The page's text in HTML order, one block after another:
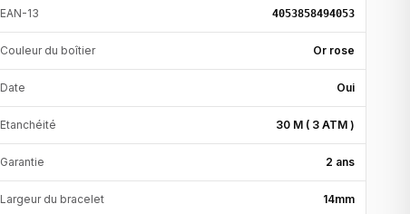
EAN-13 4053858494053
Couleur du boîtier Or rose
Date Oui
Etanchéité 30 M ( 3 ATM )
Garantie 2 ans
Largeur du bracelet 14mm